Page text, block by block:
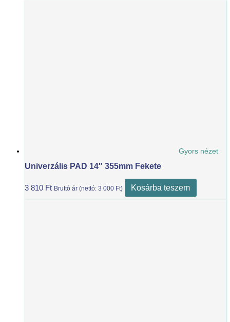
Gyors nézet
Univerzális PAD 14″ 355mm Fekete
3 810 Ft Bruttó ár (nettó: 3 000 Ft) Kosárba teszem